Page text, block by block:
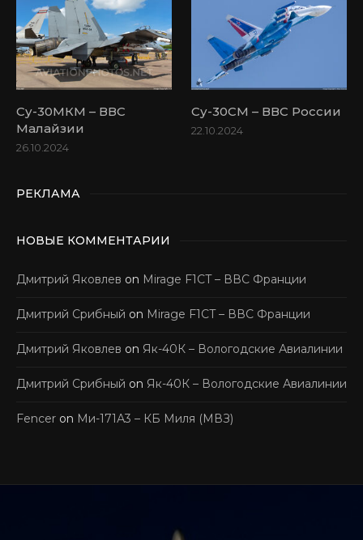
Су-30МКМ – ВВС
Малайзии
26.10.2024
Су-30СМ – ВВС России
22.10.2024
РЕКЛАМА
НОВЫЕ КОММЕНТАРИИ
Дмитрий Яковлев on Mirage F1CT – ВВС Франции
Дмитрий Срибный on Mirage F1CT – ВВС Франции
Дмитрий Яковлев on Як-40К – Вологодские Авиалинии
Дмитрий Срибный on Як-40К – Вологодские Авиалинии
Fencer on Ми-171А3 – КБ Миля (МВЗ)